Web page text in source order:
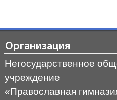
Организация
Негосударственное
учреждение
«Православная